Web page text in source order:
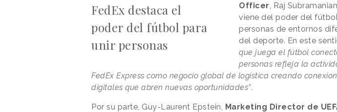
FedEx destaca el
poder del fútbol para
unir personas
Officer , Raj
viene del poder del
personas de entornos
del deporte. En este
que juega el fútbol
personas refleja la
FedEx Express como negocio global de logística creando
digitales que abren nuevas oportunidades”.
Por su parte, Guy-Laurent Epstein, Marketing Director de